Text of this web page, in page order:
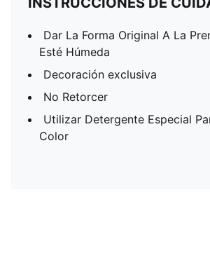
Dar La Forma Original A La
Esté Húmeda
Decoración exclusiva
No Retorcer
Utilizar Detergente Especial
Color